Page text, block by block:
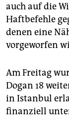
auch auf die
Haftbefehle
denen eine
vorgeworfen
Am Freitag
Dogan 18
in Istanbul
finanziell